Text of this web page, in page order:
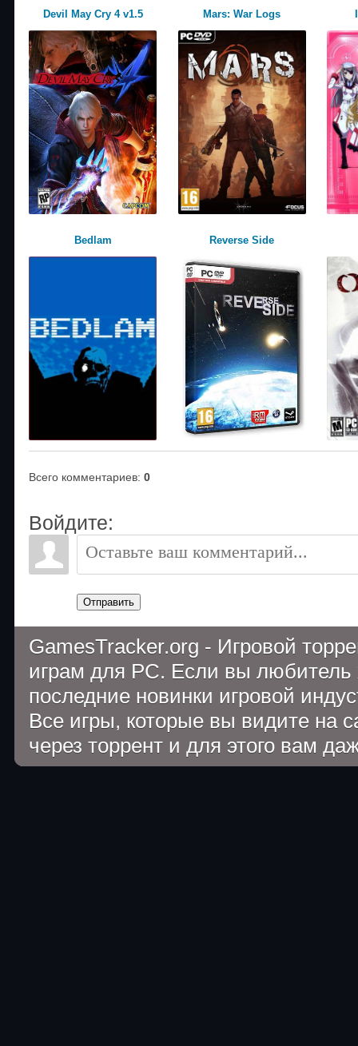
Devil May Cry 4 v1.5 Mars: War Logs
Bedlam Reverse Side
Всего комментариев: 0
Войдите:
Отправить
GamesTracker.org - Игровой
играм для PC. Если вы
последние новинки игровой
Все игры, которые вы видите на
через торрент и для этого вам